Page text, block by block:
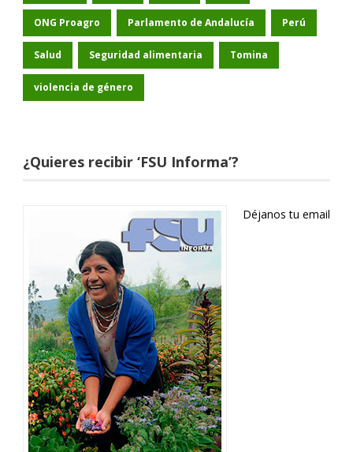
ONG Proagro Parlamento de Andalucía Perú
Salud Seguridad alimentaria Tomina
violencia de género
¿Quieres recibir ‘FSU Informa’?
Déjanos tu email